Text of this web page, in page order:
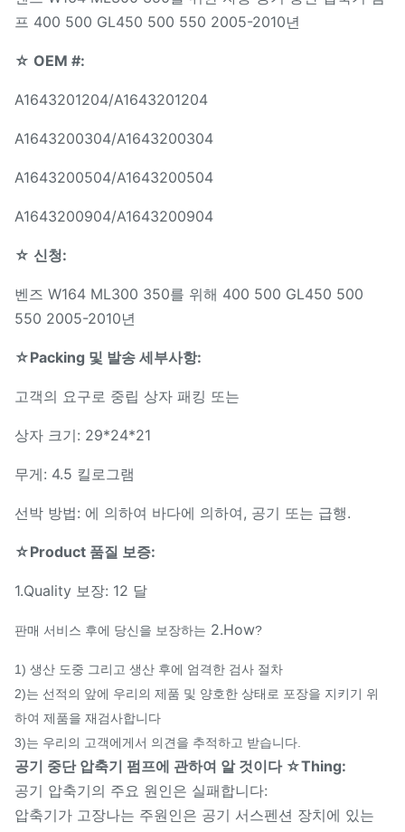
프 400 500 GL450 500 550 2005-2010년
☆ OEM #:
A1643201204/A1643201204
A1643200304/A1643200304
A1643200504/A1643200504
A1643200904/A1643200904
☆ 신청:
벤즈 W164 ML300 350를 위해 400 500 GL450 500
550 2005-2010년
☆Packing 및 발송 세부사항:
고객의 요구로 중립 상자 패킹 또는
상자 크기: 29*24*21
무게: 4.5 킬로그램
선박 방법: 에 의하여 바다에 의하여, 공기 또는 급행.
☆Product 품질 보증:
1.Quality 보장: 12 달
판매 서비스 후에 당신을 보장하는 2.How?
1) 생산 도중 그리고 생산 후에 엄격한 검사 절차
2)는 선적의 앞에 우리의 제품 및 양호한 상태로 포장을 지키기 위
하여 제품을 재검사합니다
3)는 우리의 고객에게서 의견을 추적하고 받습니다.
공기 중단 압축기 펌프에 관하여 알 것이다 ☆Thing:
공기 압축기의 주요 원인은 실패합니다:
압축기가 고장나는 주원인은 공기 서스펜션 장치에 있는